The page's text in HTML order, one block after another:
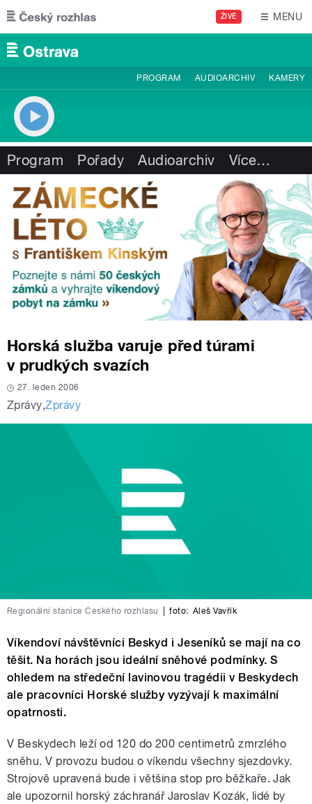
Přejít k hlavnímu obsahu
ŽIVĚ MENU
PROGRAM AUDIOARCHIV KAMERY
Program Pořady Audioarchiv Více…
Horská služba varuje před túrami
v prudkých svazích
27. leden 2006
Zprávy,Zprávy
Regionální stanice Českého rozhlasu foto: Aleš Vavřík
Víkendoví návštěvníci Beskyd i Jeseníků se mají na co
těšit. Na horách jsou ideální sněhové podmínky. S
ohledem na středeční lavinovou tragédii v Beskydech
ale pracovníci Horské služby vyzývají k maximální
opatrnosti.
V Beskydech leží od 120 do 200 centimetrů zmrzlého
sněhu. V provozu budou o víkendu všechny sjezdovky.
Strojově upravená bude i většina stop pro běžkaře. Jak
ale upozornil horský záchranář Jaroslav Kozák, lidé by